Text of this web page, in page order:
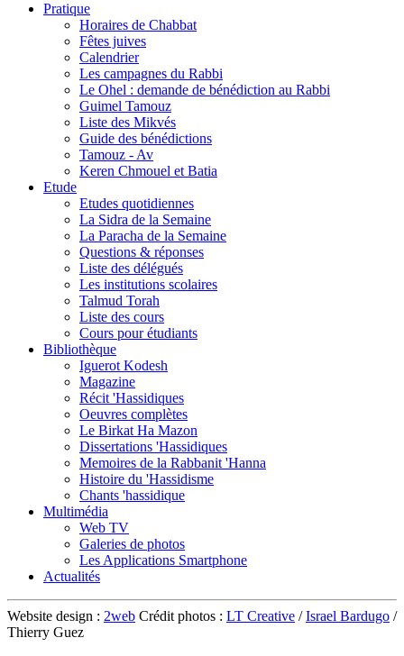
Pratique
Horaires de Chabbat
Fêtes juives
Calendrier
Les campagnes du Rabbi
Le Ohel : demande de bénédiction au Rabbi
Guimel Tamouz
Liste des Mikvés
Guide des bénédictions
Tamouz - Av
Keren Chmouel et Batia
Etude
Etudes quotidiennes
La Sidra de la Semaine
La Paracha de la Semaine
Questions & réponses
Liste des délégués
Les institutions scolaires
Talmud Torah
Liste des cours
Cours pour étudiants
Bibliothèque
Iguerot Kodesh
Magazine
Récit 'Hassidiques
Oeuvres complètes
Le Birkat Ha Mazon
Dissertations 'Hassidiques
Memoires de la Rabbanit 'Hanna
Histoire du 'Hassidisme
Chants 'hassidique
Multimédia
Web TV
Galeries de photos
Les Applications Smartphone
Actualités
Website design : 2web Crédit photos : LT Creative /Israel Bardugo /
Thierry Guez